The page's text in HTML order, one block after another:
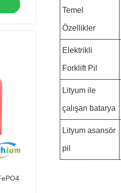
Temel
Özellikler
Elektrikli
Forklift Pil
Lityum ile
çalışan batarya
Lityum asansör
pil